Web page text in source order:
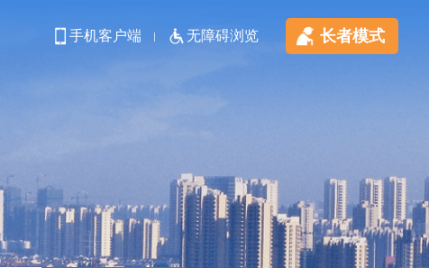
手机客户端 无障碍浏览 长者模式